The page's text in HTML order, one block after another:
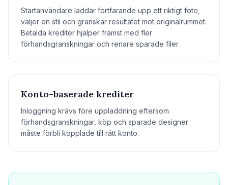
Startanvändare laddar fortfarande upp ett riktigt foto,
väljer en stil och granskar resultatet mot originalrummet.
Betalda krediter hjälper främst med fler
förhandsgranskningar och renare sparade filer.
Konto-baserade krediter
Inloggning krävs före uppladdning eftersom
förhandsgranskningar, köp och sparade designer
måste förbli kopplade till rätt konto.